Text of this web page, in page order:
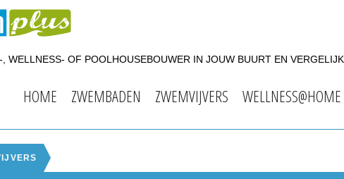
WELLNESS- OF POOLHOUSEBOUWER IN JOUW BUURT EN
HOME ZWEMBADEN ZWEMVIJVERS WELLNESS@HOME